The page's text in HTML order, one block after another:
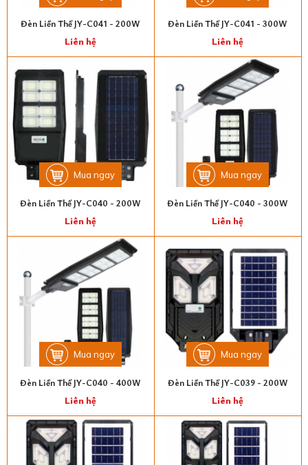
Đèn Liền Thể JY-C041 - 200W
Liên hệ
Đèn Liền Thể JY-C041 - 300W
Liên hệ
Mua ngay
Đèn Liền Thể JY-C040 - 200W
Liên hệ
Mua ngay
Đèn Liền Thể JY-C040 - 300W
Liên hệ
Mua ngay
Đèn Liền Thể JY-C040 - 400W
Liên hệ
Mua ngay
Đèn Liền Thể JY-C039 - 200W
Liên hệ